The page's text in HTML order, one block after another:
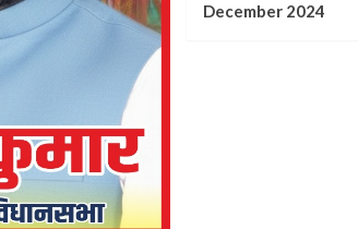
December 2024